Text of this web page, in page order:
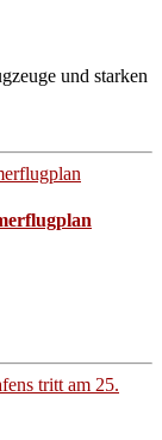
und starken